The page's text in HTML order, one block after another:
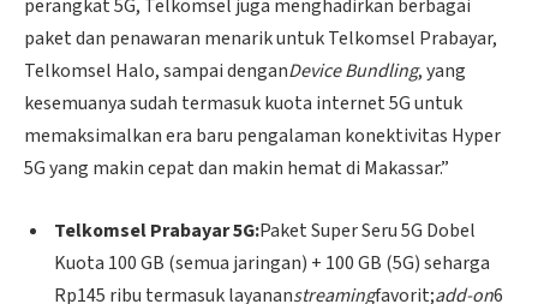
perangkat 5G, Telkomsel juga menghadirkan berbagai
paket dan penawaran menarik untuk Telkomsel Prabayar,
Telkomsel Halo, sampai denganDevice Bundling, yang
kesemuanya sudah termasuk kuota internet 5G untuk
memaksimalkan era baru pengalaman konektivitas Hyper
5G yang makin cepat dan makin hemat di Makassar.”
Telkomsel Prabayar 5G:Paket Super Seru 5G Dobel
Kuota 100 GB (semua jaringan) + 100 GB (5G) seharga
Rp145 ribu termasuk layananstreamingfavorit;add-on6